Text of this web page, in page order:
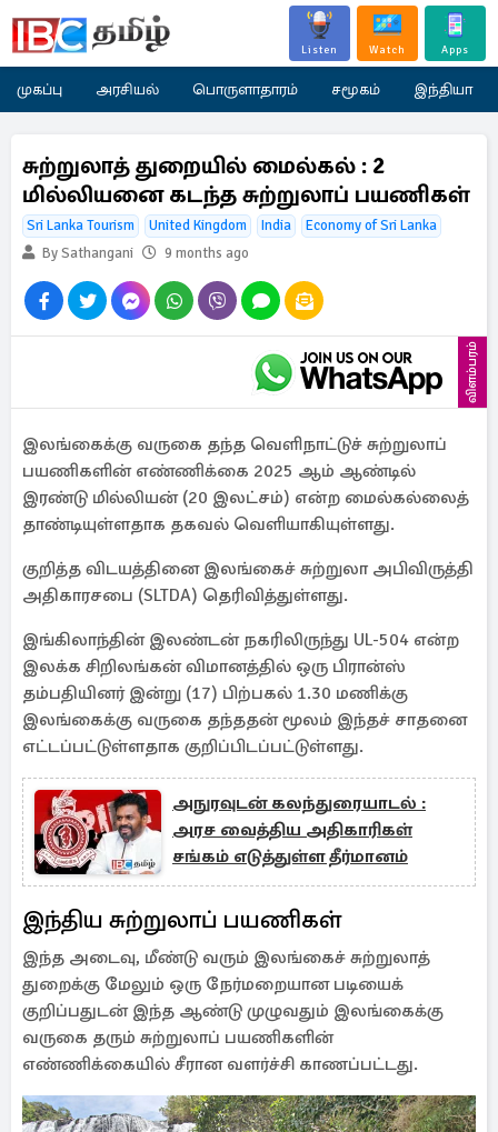
Listen Watch Apps
முகப்பு அரசியல் பொருளாதாரம் சமூகம் இந்தியா
சுற்றுலாத் துறையில் மைல்கல் : 2
மில்லியனை கடந்த சுற்றுலாப் பயணிகள்
Sri Lanka Tourism United Kingdom India
Economy of Sri Lanka
By Sathangani
9 months ago
விளம்பரம்
இலங்கைக்கு வருகை தந்த வெளிநாட்டுச் சுற்றுலாப்
பயணிகளின் எண்ணிக்கை 2025 ஆம் ஆண்டில்
இரண்டு மில்லியன் (20 இலட்சம்) என்ற மைல்கல்லைத்
தாண்டியுள்ளதாக தகவல் வெளியாகியுள்ளது.
குறித்த விடயத்தினை இலங்கைச் சுற்றுலா அபிவிருத்தி
அதிகாரசபை (SLTDA) தெரிவித்துள்ளது.
இங்கிலாந்தின் இலண்டன் நகரிலிருந்து UL-504 என்ற
இலக்க சிறிலங்கன் விமானத்தில் ஒரு பிரான்ஸ்
தம்பதியினர் இன்று (17) பிற்பகல் 1.30 மணிக்கு
இலங்கைக்கு வருகை தந்ததன் மூலம் இந்தச் சாதனை
எட்டப்பட்டுள்ளதாக குறிப்பிடப்பட்டுள்ளது.
அநுரவுடன் கலந்துரையாடல் :
அரச வைத்திய அதிகாரிகள்
சங்கம் எடுத்துள்ள தீர்மானம்
இந்திய சுற்றுலாப் பயணிகள்
இந்த அடைவு, மீண்டு வரும் இலங்கைச் சுற்றுலாத்
துறைக்கு மேலும் ஒரு நேர்மறையான படியைக்
குறிப்பதுடன் இந்த ஆண்டு முழுவதும் இலங்கைக்கு
வருகை தரும் சுற்றுலாப் பயணிகளின்
எண்ணிக்கையில் சீரான வளர்ச்சி காணப்பட்டது.